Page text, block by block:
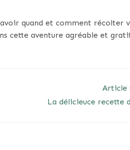
quand et comment récolter
cette aventure agréable et
Article
La délicieuce recette